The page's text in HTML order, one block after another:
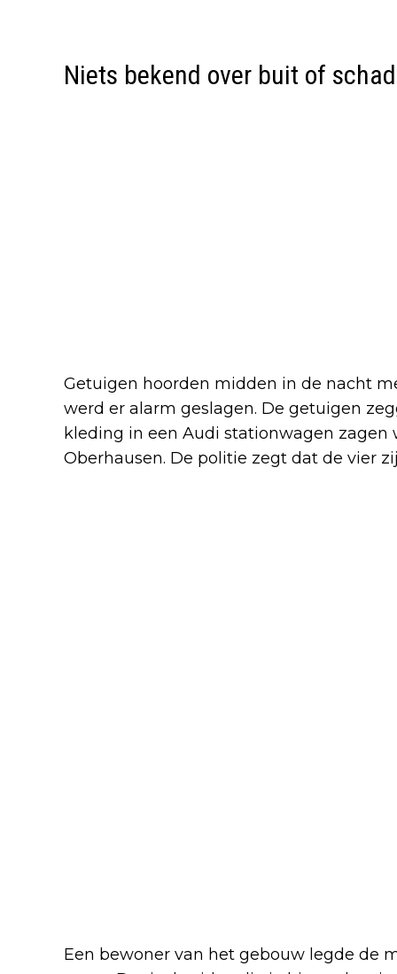
Niets bekend over buit of
Getuigen hoorden midden in de nacht
werd er alarm geslagen. De getuigen
kleding in een Audi stationwagen
Oberhausen. De politie zegt dat de vier
Een bewoner van het gebouw legde de